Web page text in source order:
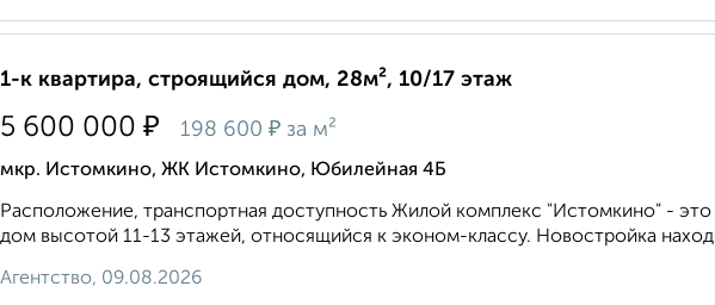
1-к квартира, строящийся дом, 28м², 10/17 этаж
5 600 000 ₽ 198 600 ₽ за м²
мкр. Истомкино, ЖК Истомкино, Юбилейная 4Б
Расположение, транспортная доступность Жилой комплекс "Истомкино" -
дом высотой 11-13 этажей, относящийся к эконом-классу. Новостройка
Агентство, 09.08.2026